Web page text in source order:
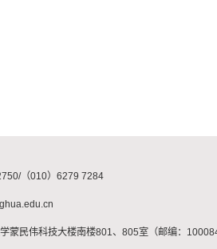
（010）6279 7284
蒙民伟科技大楼南楼801、805室（邮编：